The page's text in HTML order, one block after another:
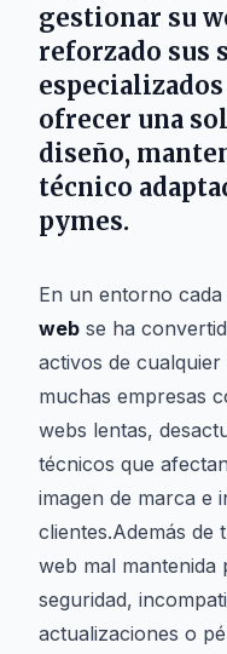
gestionar su
reforzado sus
ofrecer una
diseño,
técnico
pymes.
En un entorno cada
web se ha
activos de
muchas empresas
webs lentas,
técnicos que
imagen de marca e
clientes.Además de
web mal
seguridad,
actualizaciones o